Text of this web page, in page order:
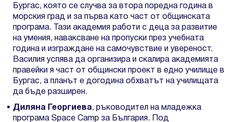
Бургас, която се случва за втора поредна година в
морския град и за първа като част от общинската
програма. Тази академия работи с деца за развитие
на умения, наваксване на пропуски през учебната
година и изграждане на самочувствие и увереност.
Василия успява да организира и скалира академията
правейки я част от общински проект в едно училище в
Бургас, а планът е догодина обхватът на училищата
да бъде разширен.
Диляна Георгиева, ръководител на младежка
програма Space Camp за България. Под